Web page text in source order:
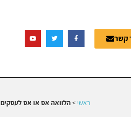
קשר
ראשי >הלוואה אס או אס לעסקים